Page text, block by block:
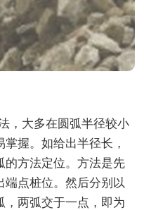
大多在圆弧半径较小
握。如给出半径长，
的方法定位。方法是先
端点桩位。然后分别以
，两弧交于一点，即为